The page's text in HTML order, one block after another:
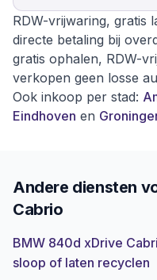
RDW-vrijwaring, gratis
directe betaling bij
gratis ophalen, RDW-
verkopen geen losse
Ook inkoop per stad:
Eindhoven en
Andere diensten
Cabrio
BMW 840d xDrive
sloop of laten recyclen